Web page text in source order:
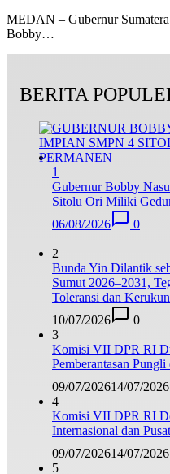
MEDAN – Gubernur
Bobby…
BERITA
1
Gubernur Bobby
Sitolu Ori Miliki
06/08/2026
0
2
Bunda Yin Dilantik
Sumut 2026–2031,
Toleransi dan
10/07/2026
0
3
Komisi VII DPR RI
Pemberantasan
09/07/202614/07/2026
4
Komisi VII DPR RI
Internasional dan
09/07/202614/07/2026
5